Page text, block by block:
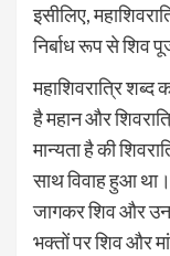
इसीलिए,
निर्बाध रूप से शिव
महाशिवरात्रि शब्द
है महान और
मान्यता है की
साथ विवाह हुआ था।
जागकर शिव और
भक्तों पर शिव और मां